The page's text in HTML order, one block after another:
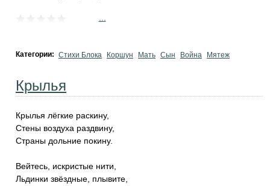
Категории: Стихи Блока Коршун Мать Сын Война Мятеж
Крылья
Крылья лёгкие раскину,
Стены воздуха раздвину,
Страны дольние покину.
Вейтесь, искристые нити,
Льдинки звёздные, плывите,